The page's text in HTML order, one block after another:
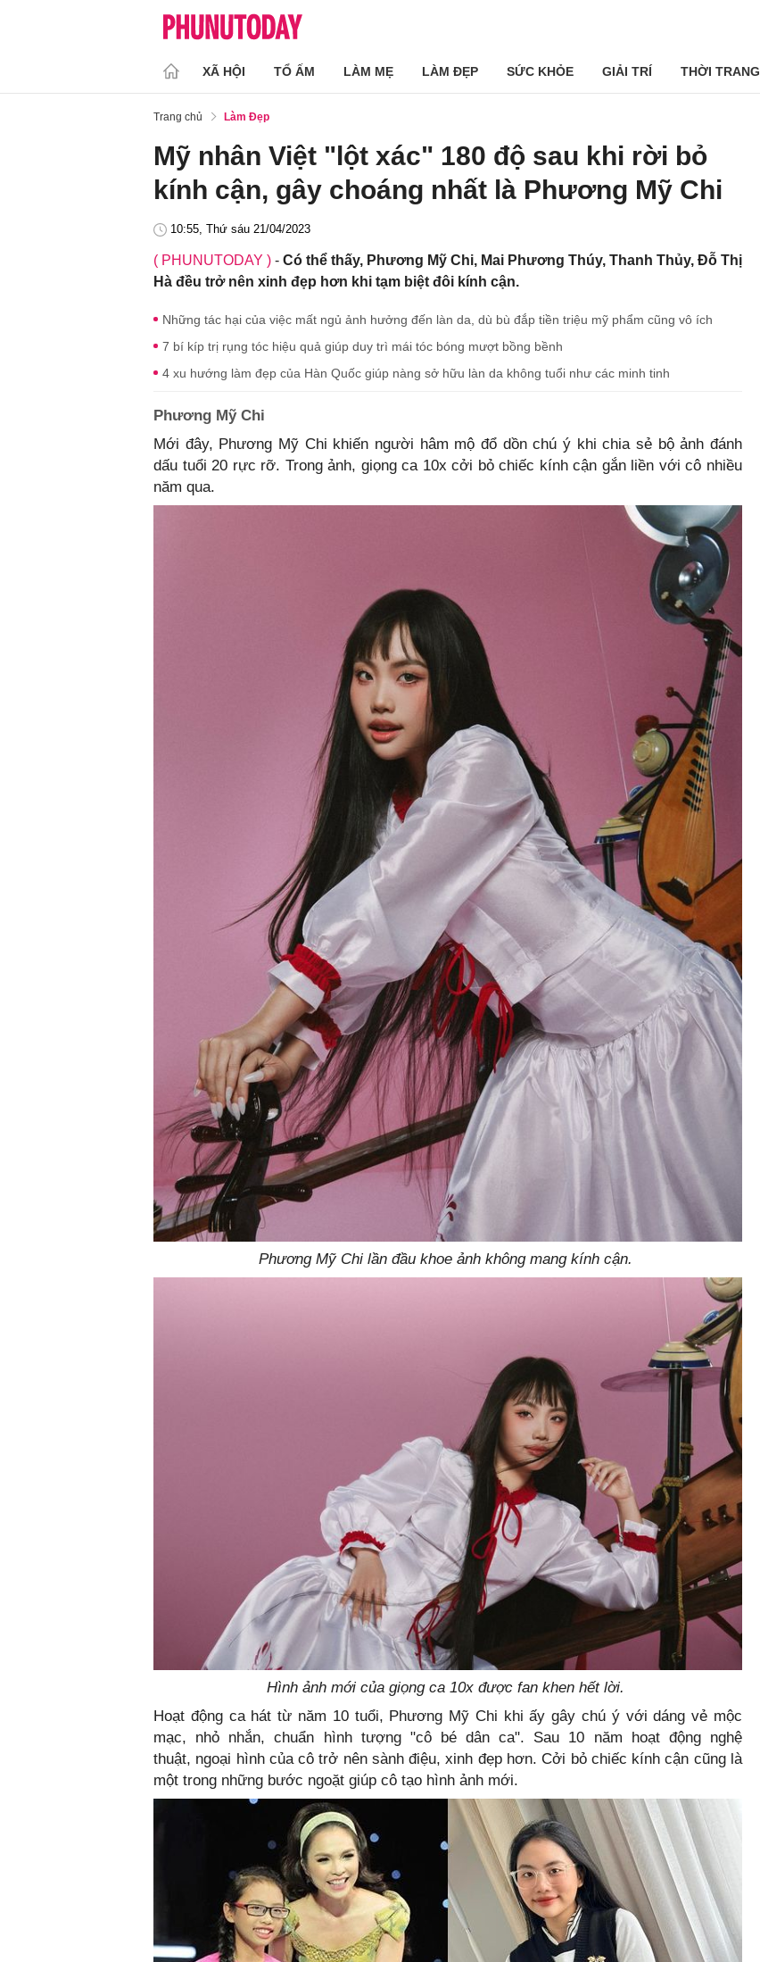
XÃ HỘI TỔ ẤM LÀM MẸ LÀM ĐẸP SỨC KHỎE GIẢI TRÍ THỜI TRANG
Trang chủ Làm Đẹp
Mỹ nhân Việt "lột xác" 180 độ sau khi rời bỏ
kính cận, gây choáng nhất là Phương Mỹ Chi
10:55, Thứ sáu 21/04/2023
( PHUNUTODAY ) - Có thể thấy, Phương Mỹ Chi, Mai Phương Thúy, Thanh Thủy, Đỗ Thị
Hà đều trở nên xinh đẹp hơn khi tạm biệt đôi kính cận.
Những tác hại của việc mất ngủ ảnh hưởng đến làn da, dù bù đắp tiền triệu mỹ phẩm cũng vô ích
7 bí kíp trị rụng tóc hiệu quả giúp duy trì mái tóc bóng mượt bồng bềnh
4 xu hướng làm đẹp của Hàn Quốc giúp nàng sở hữu làn da không tuổi như các minh tinh
Phương Mỹ Chi
Mới đây, Phương Mỹ Chi khiến người hâm mộ đổ dồn chú ý khi chia sẻ bộ ảnh đánh
dấu tuổi 20 rực rỡ. Trong ảnh, giọng ca 10x cởi bỏ chiếc kính cận gắn liền với cô nhiều
năm qua.
Phương Mỹ Chi lần đầu khoe ảnh không mang kính cận.
Hình ảnh mới của giọng ca 10x được fan khen hết lời.
Hoạt động ca hát từ năm 10 tuổi, Phương Mỹ Chi khi ấy gây chú ý với dáng vẻ mộc
mạc, nhỏ nhắn, chuẩn hình tượng "cô bé dân ca". Sau 10 năm hoạt động nghệ
thuật, ngoại hình của cô trở nên sành điệu, xinh đẹp hơn. Cởi bỏ chiếc kính cận cũng là
một trong những bước ngoặt giúp cô tạo hình ảnh mới.